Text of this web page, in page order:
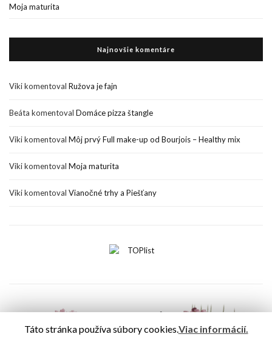
Moja maturita
Najnovšie komentáre
Vikikomentoval Ružova je fajn
Beáta komentoval Domáce pizza štangle
Vikikomentoval Môj prvý Full make-up od Bourjois – Healthy mix
Vikikomentoval Moja maturita
Vikikomentoval Vianočné trhy a Piešťany
Táto stránka používa súbory cookies.Viac informácií.